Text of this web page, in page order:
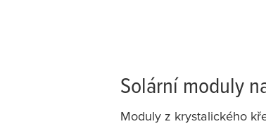
Solární moduly
Moduly z krystalického